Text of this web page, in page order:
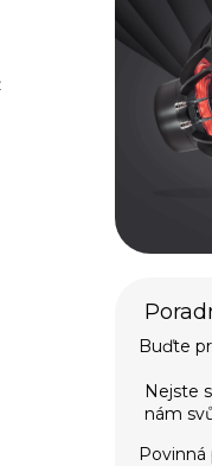
Buďte
Povinná